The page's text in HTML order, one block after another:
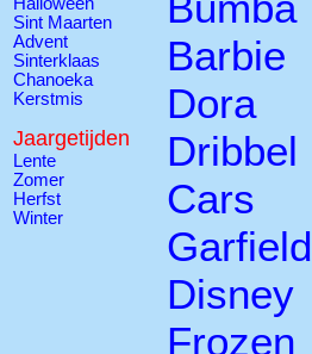
Halloween
Sint Maarten
Advent
Sinterklaas
Chanoeka
Kerstmis
Jaargetijden
Lente
Zomer
Herfst
Winter
Barbie
Dora
Dribbel
Cars
Garfield
Disney
Frozen